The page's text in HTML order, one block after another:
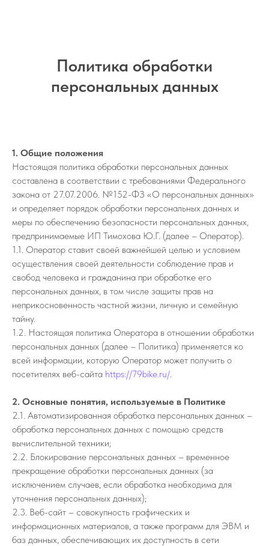
Политика обработки
персональных данных
1. Общие положения
Настоящая политика обработки персональных данных
составлена в соответствии с требованиями Федерального
закона от 27.07.2006. №152-ФЗ «О персональных данных»
и определяет порядок обработки персональных данных и
меры по обеспечению безопасности персональных данных,
предпринимаемые ИП Тимохова Ю.Г. (далее – Оператор).
1.1. Оператор ставит своей важнейшей целью и условием
осуществления своей деятельности соблюдение прав и
свобод человека и гражданина при обработке его
персональных данных, в том числе защиты прав на
неприкосновенность частной жизни, личную и семейную
тайну.
1.2. Настоящая политика Оператора в отношении обработки
персональных данных (далее – Политика) применяется ко
всей информации, которую Оператор может получить о
посетителях веб-сайта https://79bike.ru/.
2. Основные понятия, используемые в Политике
2.1. Автоматизированная обработка персональных данных –
обработка персональных данных с помощью средств
вычислительной техники;
2.2. Блокирование персональных данных – временное
прекращение обработки персональных данных (за
исключением случаев, если обработка необходима для
уточнения персональных данных);
2.3. Веб-сайт – совокупность графических и
информационных материалов, а также программ для ЭВМ и
баз данных, обеспечивающих их доступность в сети